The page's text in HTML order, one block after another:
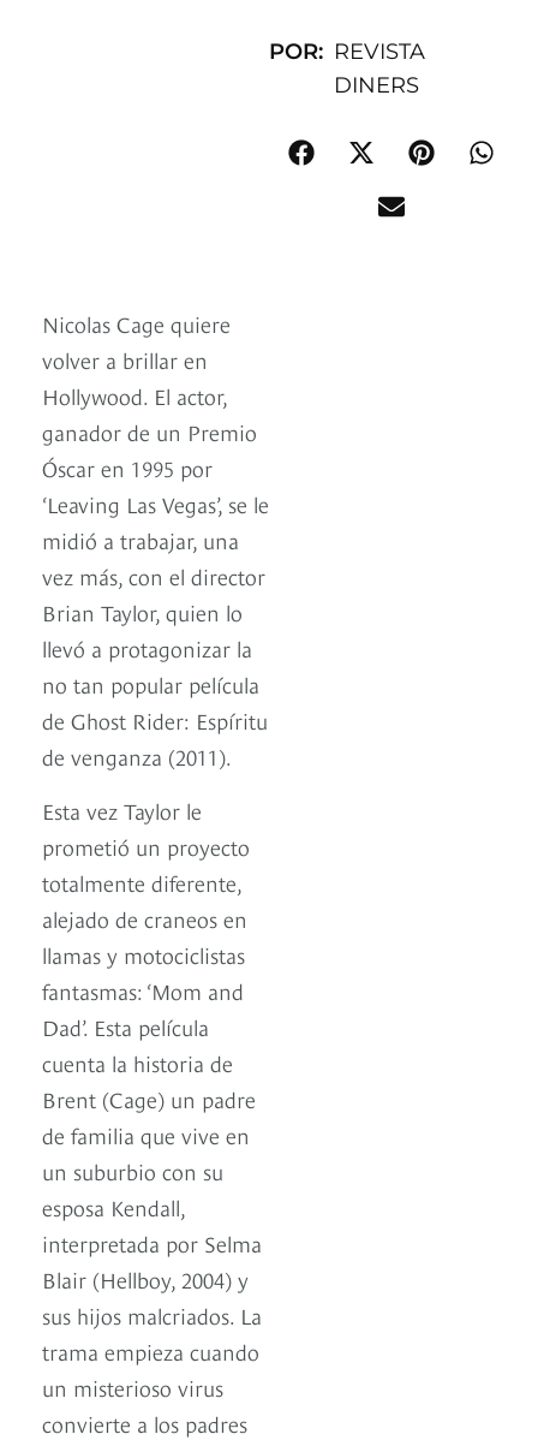
POR: REVISTA
DINERS
Nicolas Cage quiere
volver a brillar en
Hollywood. El actor,
ganador de un Premio
Óscar en 1995 por
‘Leaving Las Vegas’, se le
midió a trabajar, una
vez más, con el director
Brian Taylor, quien lo
llevó a protagonizar la
no tan popular película
de Ghost Rider: Espíritu
de venganza (2011).
Esta vez Taylor le
prometió un proyecto
totalmente diferente,
alejado de craneos en
llamas y motociclistas
fantasmas: ‘Mom and
Dad’. Esta película
cuenta la historia de
Brent (Cage) un padre
de familia que vive en
un suburbio con su
esposa Kendall,
interpretada por Selma
Blair (Hellboy, 2004) y
sus hijos malcriados. La
trama empieza cuando
un misterioso virus
convierte a los padres